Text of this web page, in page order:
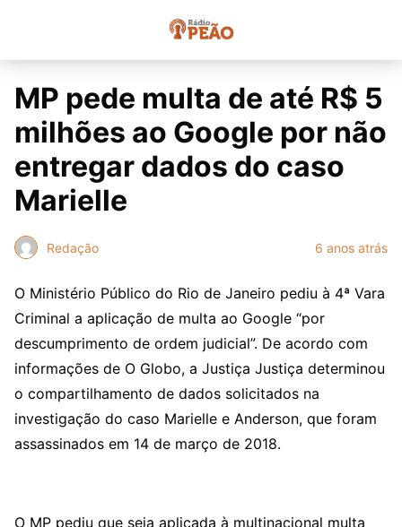
MP pede multa de até R$ 5
milhões ao Google por não
entregar dados do caso
Marielle
Redação 6 anos atrás
O Ministério Público do Rio de Janeiro pediu à 4ª Vara
Criminal a aplicação de multa ao Google “por
descumprimento de ordem judicial”. De acordo com
informações de O Globo, a Justiça Justiça determinou
o compartilhamento de dados solicitados na
investigação do caso Marielle e Anderson, que foram
assassinados em 14 de março de 2018.
O MP pediu que seja aplicada à multinacional multa